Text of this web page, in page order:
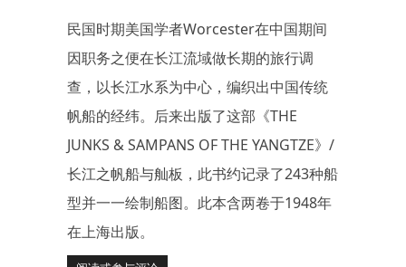
民国时期美国学者Worcester在中国期间
因职务之便在长江流域做长期的旅行调
查，以长江水系为中心，编织出中国传统
帆船的经纬。后来出版了这部《THE
JUNKS & SAMPANS OF THE YANGTZE》/
长江之帆船与舢板，此书约记录了243种船
型并一一绘制船图。此本含两卷于1948年
在上海出版。